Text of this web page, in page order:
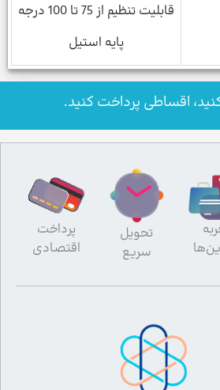
قابلیت تنظیم از 75 تا 100 درجه
پایه استیل
اقساطی پرداخت کنید.
تحویل
سریع
پرداخت
اقتصادی